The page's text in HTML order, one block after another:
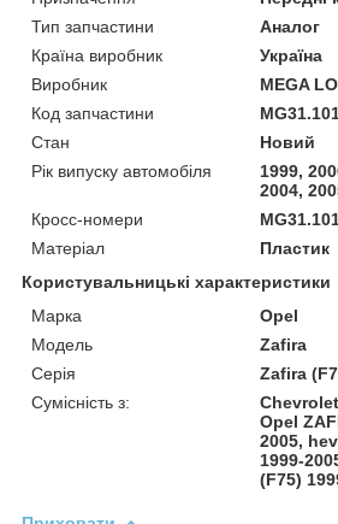
Тип запчастини
Аналог
Країна виробник
Україна
Виробник
MEGA
Код запчастини
Стан
Новий
Рік випуску автомобіля
1999,
2004,
Кросс-номери
Матеріал
Пластик
Користувальницькі характеристики
Марка
Opel
Модель
Zafira
Серія
Zafira
Сумісність з:
Opel
2005,
1999-
(F75)